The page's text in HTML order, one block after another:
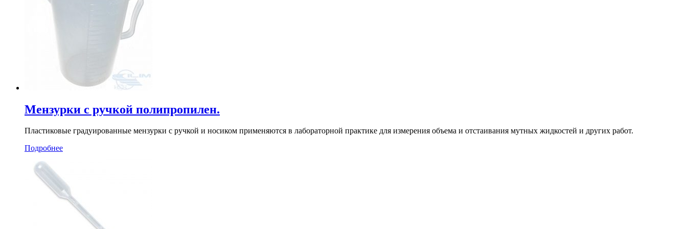
Мензурки с ручкой полипропилен.
Пластиковые градуированные мензурки с ручкой и носиком применяются в лабораторной практике для измерения объема и отстаивания мутных жидкостей и других работ.
Подробнее